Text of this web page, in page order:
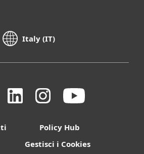
Italy (IT)
Policy Hub
Gestisci i Cookies